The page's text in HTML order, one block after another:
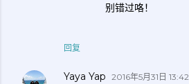
回复
别错过咯！
Yaya Yap 2016年5月31日 13:42